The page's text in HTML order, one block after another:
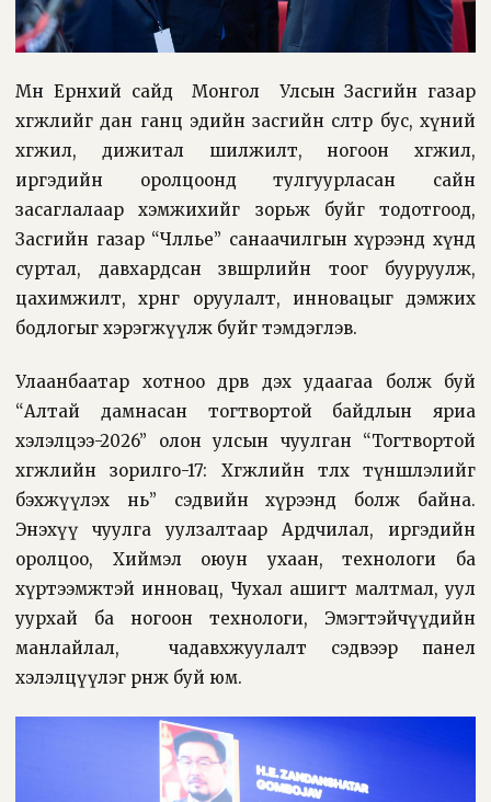
Мөн Ерөнхий сайд Монгол Улсын Засгийн газар
хөгжлийг дан ганц эдийн засгийн өсөлтөөр бус, хүний
хөгжил, дижитал шилжилт, ногоон хөгжил,
иргэдийн оролцоонд тулгуурласан сайн
засаглалаар хэмжихийг зорьж буйг тодотгоод,
Засгийн газар “Чөлөөлье” санаачилгын хүрээнд хүнд
суртал, давхардсан зөвшөөрлийн тоог бууруулж,
цахимжилт, хөрөнгө оруулалт, инновацыг дэмжих
бодлогыг хэрэгжүүлж буйг тэмдэглэв.
Улаанбаатар хотноо дөрөв дэх удаагаа болж буй
“Алтай дамнасан тогтвортой байдлын яриа
хэлэлцээ-2026” олон улсын чуулган “Тогтвортой
хөгжлийн зорилго-17: Хөгжлийн төлөөх түншлэлийг
бэхжүүлэх нь” сэдвийн хүрээнд болж байна.
Энэхүү чуулга уулзалтаар Ардчилал, иргэдийн
оролцоо, Хиймэл оюун ухаан, технологи ба
хүртээмжтэй инновац, Чухал ашигт малтмал, уул
уурхай ба ногоон технологи, Эмэгтэйчүүдийн
манлайлал, чадавхжуулалт сэдвээр панел
хэлэлцүүлэг өрнөж буй юм.